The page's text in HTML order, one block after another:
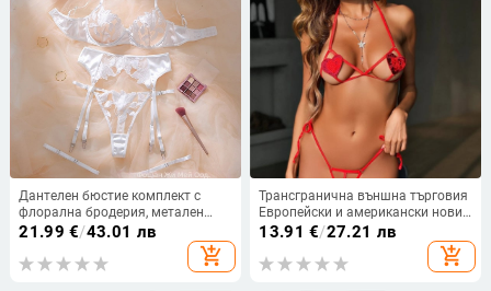
Дантелен бюстие комплект с
флорална бродерия, метален
пръстен, чашки 3/4, тънко
закопчаване с три реда,
21.99 €/43.01 лв
add_shopping_cart
Трансгранична външна търговия
Европейски и американски нови
секси бельо секси дамски
любовни кухи триточкови бельо
секси костюм на едро
13.91 €/27.21 лв
add_shopping_cart